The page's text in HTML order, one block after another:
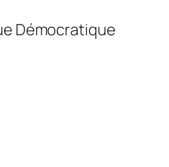
Démocratique